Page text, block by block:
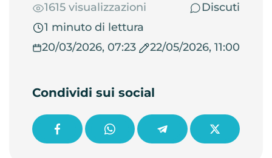
1615 visualizzazioni
Discuti
1 minuto di lettura
20/03/2026, 07:23
22/05/2026, 11:00
Condividi sui social